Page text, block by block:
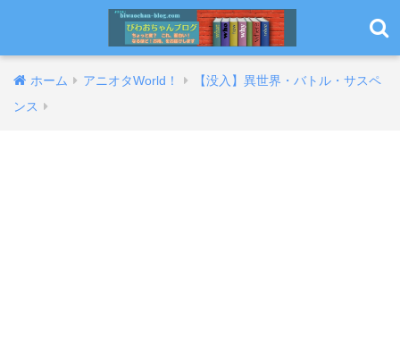
ホーム アニオタWorld！
【没入】異世界・バトル・サスペ
ンス